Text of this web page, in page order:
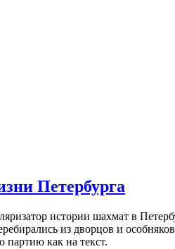
Петербурга
истории шахмат в
из дворцов и
как на текст.